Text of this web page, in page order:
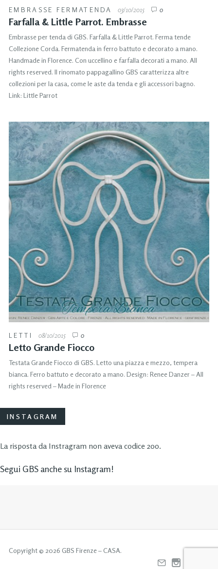
EMBRASSE FERMATENDA 03/10/2015 0
Farfalla & Little Parrot. Embrasse
Embrasse per tenda di GBS. Farfalla & Little Parrot. Ferma tende
Collezione Corda. Fermatenda in ferro battuto e decorato a mano.
Handmade in Florence. Con uccellino e farfalla decorati a mano. All
rights reserved. Il rinomato pappagallino GBS caratterizza altre
collezioni per la casa, come le aste da tenda e gli accessori bagno.
Link: Little Parrot
LETTI 08/10/2015 0
Letto Grande Fiocco
Testata Grande Fiocco di GBS. Letto una piazza e mezzo, tempera
bianca. Ferro battuto e decorato a mano. Design: Renee Danzer – All
rights reserved – Made in Florence
INSTAGRAM
La risposta da Instragram non aveva codice 200.
Segui GBS anche su Instagram!
Copyright © 2026 GBS Firenze – CASA.